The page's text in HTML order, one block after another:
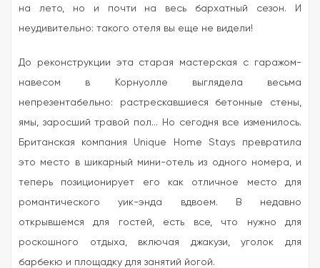
на лето, но и почти на весь бархатный сезон. И
неудивительно: такого отеля вы еще не видели!
До реконструкции эта старая мастерская с гаражом-
навесом в Корнуолле выглядела весьма
непрезентабельно: растрескавшиеся бетонные стены,
ямы, заросший травой пол... Но сегодня все изменилось.
Британская компания Unique Home Stays превратила
это место в шикарный мини-отель из одного номера, и
теперь позиционирует его как отличное место для
романтического уик-энда вдвоем. В недавно
открывшемся для гостей, есть все, что нужно для
роскошного отдыха, включая джакузи, уголок для
барбекю и площадку для занятий йогой.